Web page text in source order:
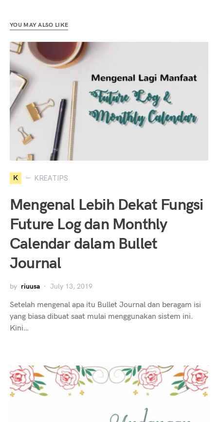
YOU MAY ALSO LIKE
K KREATIPS
Mengenal Lebih Dekat Fungsi
Future Log dan Monthly
Calendar dalam Bullet
Journal
by riuusa July 13, 2019
Setelah mengenal apa itu Bullet Journal dan beragam isi
yang biasa dibuat saat mulai menggunakan sistem ini.
Kini…